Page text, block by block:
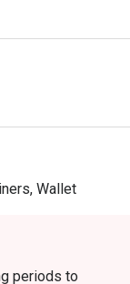
นเทคนิคขั้นสูง
อย่างลงตัว
Bangkok
อยู่ชั้น 3 ของ
และบีทีเอส
เป็นกันเอง
แซกุ้งทอดกรอบ
งสำหรับคนไทย
Wallet
periods to